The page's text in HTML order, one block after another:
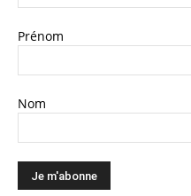
Prénom
Nom